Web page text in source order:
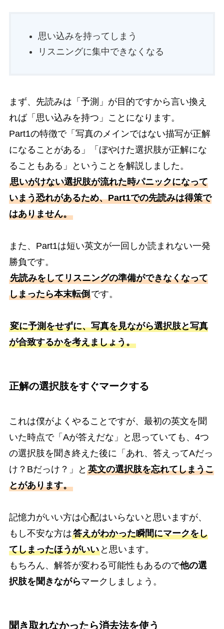
思い込みを持ってしまう
リスニングに集中できなくなる
まず、先読みは「予測」が目的ですから言い換え
れば「思い込みを持つ」ことになります。
Part1の特徴で「写真のメインではない描写が正解
になることがある」「ぼやけた選択肢が正解にな
ることもある」ということを解説しました。
思いがけない選択肢が流れた時パニックになって
いまう恐れがあるため、Part1での先読みは得策で
はありません。
また、Part1は短い英文が一回しか読まれない一発
勝負です。
先読みをしてリスニングの準備ができなくなって
しまったら本末転倒です。
変に予測をせずに、写真を見ながら選択肢と写真
が合致するかを考えましょう。
正解の選択肢をすぐマークする
これは僕がよくやることですが、最初の英文を聞
いた時点で「Aが答えだな」と思っていても、4つ
の選択肢を聞き終えた後に「あれ、答えってAだっ
け？Bだっけ？」と 英文の選択肢を忘れてしまうこ
とがあります。
記憶力がいい方は心配はいらないと思いますが、
もし不安な方は答えがわかった瞬間にマークをし
てしまったほうがいいと思います。
もちろん、解答が変わる可能性もあるので他の選
択肢を聞きながらマークしましょう。
聞き取れなかったら消去法を使う